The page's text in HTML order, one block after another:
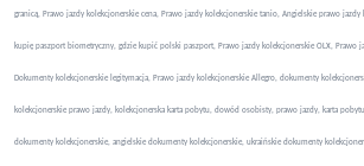
granicą, Prawo jazdy kolekcjonerskie cena, Prawo jazdy kolekcjonerskie tanio, Angielskie prawo
kupię paszport biometryczny, gdzie kupić polski paszport, Prawo jazdy kolekcjonerskie OLX, Prawo
Dokumenty kolekcjonerskie legitymacja, Prawo jazdy kolekcjonerskie Allegro, dokumenty
kolekcjonerskie prawo jazdy, kolekcjonerska karta pobytu, dowód osobisty, prawo jazdy, karta
dokumenty kolekcjonerskie, angielskie dokumenty kolekcjonerskie, ukraińskie dokumenty